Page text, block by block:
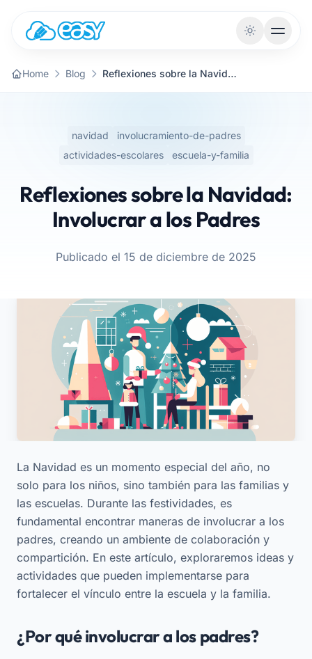
Home Blog Reflexiones sobre la Navidad: Involucrar a los Padres
navidad
involucramiento-de-padres
actividades-escolares
escuela-y-familia
Reflexiones sobre la Navidad:
Involucrar a los Padres
Publicado el 15 de diciembre de 2025
La Navidad es un momento especial del año, no
solo para los niños, sino también para las familias y
las escuelas. Durante las festividades, es
fundamental encontrar maneras de involucrar a los
padres, creando un ambiente de colaboración y
compartición. En este artículo, exploraremos ideas y
actividades que pueden implementarse para
fortalecer el vínculo entre la escuela y la familia.
¿Por qué involucrar a los padres?